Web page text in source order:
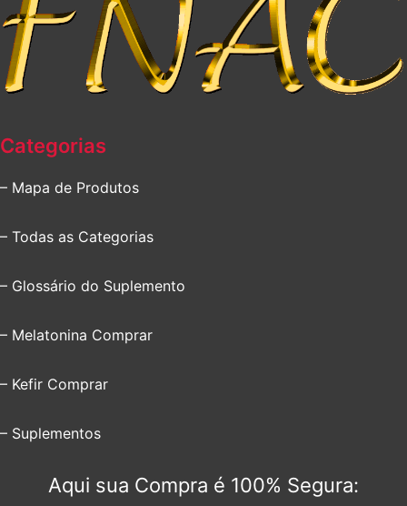
Categorias
– Mapa de Produtos
– Todas as Categorias
– Glossário do Suplemento
– Melatonina Comprar
– Kefir Comprar
– Suplementos
Aqui sua Compra é 100% Segura: